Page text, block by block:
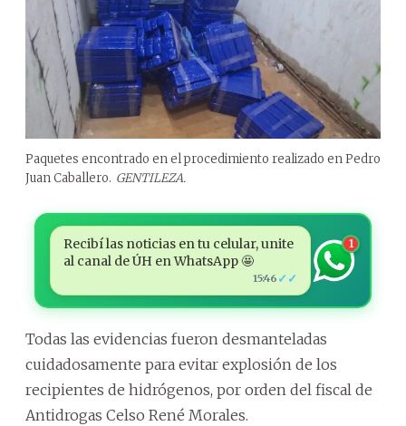
Paquetes encontrado en el procedimiento realizado en Pedro
Juan Caballero. GENTILEZA.
Recibí las noticias en tu celular, unite
al canal de ÚH en WhatsApp 🤩
15:46 ✓✓
1
Todas las evidencias fueron desmanteladas
cuidadosamente para evitar explosión de los
recipientes de hidrógenos, por orden del fiscal de
Antidrogas Celso René Morales.